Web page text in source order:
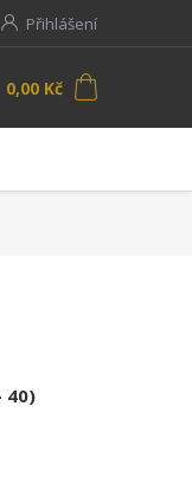
Přihlášení
0,00 Kč
40)